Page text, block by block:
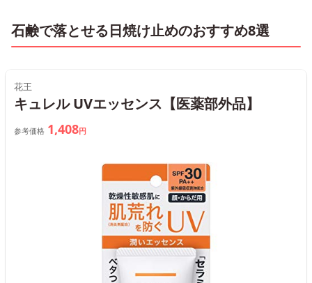
石鹸で落とせる日焼け止めのおすすめ8選
花王
キュレル UVエッセンス【医薬部外品】
参考価格 1,408円